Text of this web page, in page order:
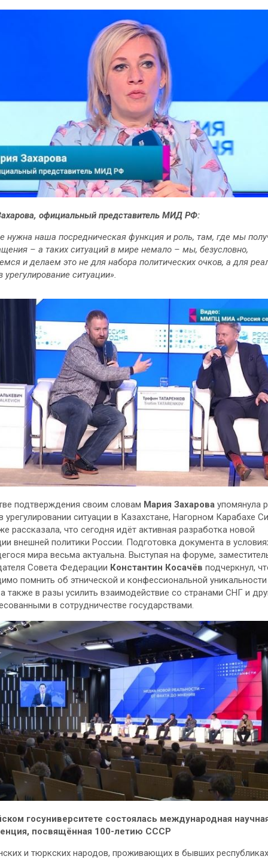
официальный представитель МИД РФ:
нужна наша посредническая функция и роль, там, где мы
– а таких ситуаций в мире немало – мы, безусловно,
и делаем это не для набора политических очков, а для
урегулирование ситуации».
подтверждения своим словам Мария Захарова упомянула
урегулировании ситуации в Казахстане, Нагорном Карабахе
рассказала, что сегодня идёт активная разработка новой
внешней политики России. Подготовка документа в
мира весьма актуальна. Выступая на форуме,
Совета Федерации Константин Косачёв подчеркнул,
помнить об этнической и конфессиональной
также в разы усилить взаимодействие со странами СНГ и
в сотрудничестве государствами.
госуниверситете состоялась международная
посвящённая 100-летию СССР
и тюркских народов, проживающих в бывших